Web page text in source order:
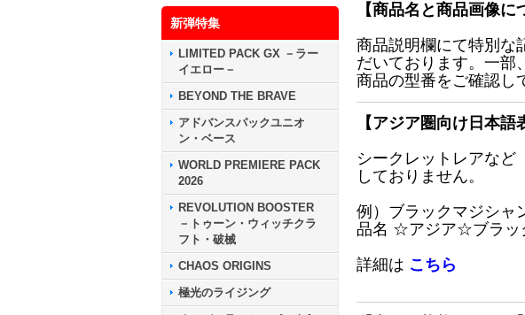
新弾特集
LIMITED PACK GX －ラー
イエロー－
BEYOND THE BRAVE
アドバンスパックユニオ
ン・ベース
WORLD PREMIERE PACK
2026
REVOLUTION BOOSTER
－トゥーン・ウィッチクラ
フト・破械
CHAOS ORIGINS
極光のライジング
【商品名と商品画像に
商品説明欄にて特別な
だいております。一部
商品の型番をご確認し
【アジア圏向け日本語
シークレットレアなど
しておりません。
例）ブラックマジシャ
品名 ☆アジア☆ブラッ
詳細は こちら